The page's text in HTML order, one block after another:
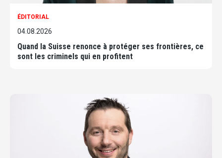
ÉDITORIAL
04.08.2026
Quand la Suisse renonce à protéger ses frontières, ce
sont les criminels qui en profitent